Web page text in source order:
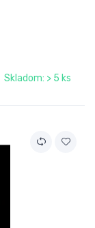
Skladom: > 5 ks